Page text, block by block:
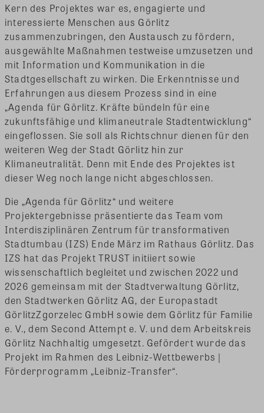
Kern des Projektes war es, engagierte und
interessierte Menschen aus Görlitz
zusammenzubringen, den Austausch zu fördern,
ausgewählte Maßnahmen testweise umzusetzen und
mit Information und Kommunikation in die
Stadtgesellschaft zu wirken. Die Erkenntnisse und
Erfahrungen aus diesem Prozess sind in eine
„Agenda für Görlitz. Kräfte bündeln für eine
zukunftsfähige und klimaneutrale Stadtentwicklung“
eingeflossen. Sie soll als Richtschnur dienen für den
weiteren Weg der Stadt Görlitz hin zur
Klimaneutralität. Denn mit Ende des Projektes ist
dieser Weg noch lange nicht abgeschlossen.
Die „Agenda für Görlitz“ und weitere
Projektergebnisse präsentierte das Team vom
Interdisziplinären Zentrum für transformativen
Stadtumbau (IZS) Ende März im Rathaus Görlitz. Das
IZS hat das Projekt TRUST initiiert sowie
wissenschaftlich begleitet und zwischen 2022 und
2026 gemeinsam mit der Stadtverwaltung Görlitz,
den Stadtwerken Görlitz AG, der Europastadt
GörlitzZgorzelec GmbH sowie dem Görlitz für Familie
e. V., dem Second Attempt e. V. und dem Arbeitskreis
Görlitz Nachhaltig umgesetzt. Gefördert wurde das
Projekt im Rahmen des Leibniz-Wettbewerbs |
Förderprogramm „Leibniz-Transfer“.